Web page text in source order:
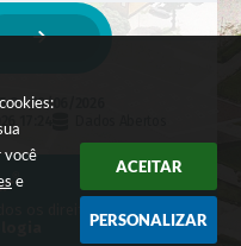
você
e
ACEITAR
PERSONALIZAR
- 19/06/2026
17:24
os direitos reservados -